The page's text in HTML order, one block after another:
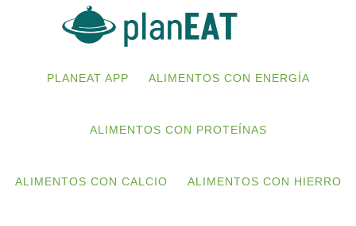
navigationPLANEAT APP ALIMENTOS CON ENERGÍA
ALIMENTOS CON PROTEÍNAS
ALIMENTOS CON CALCIO ALIMENTOS CON HIERRO